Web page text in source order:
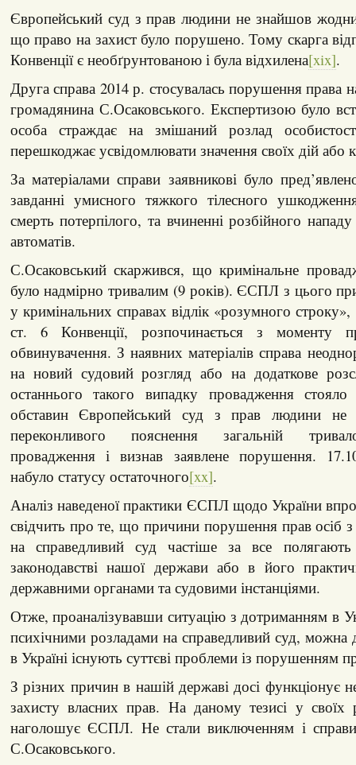
Європейський суд з прав людини не знайшов
що право на захист було порушено. Тому скарга
Конвенції є необґрунтованою і була відхилена[xix].
Друга справа 2014 р. стосувалась порушення права
громадянина С.Осаковського. Експертизою було
особа страждає на змішаний розлад
перешкоджає усвідомлювати значення своїх дій або
За матеріалами справи заявникові було
завданні умисного тяжкого тілесного
смерть потерпілого, та вчиненні розбійного
автоматів.
С.Осаковський скаржився, що кримінальне
було надмірно тривалим (9 років). ЄСПЛ з цього
у кримінальних справах відлік «розумного
ст. 6 Конвенції, розпочинається з моменту
обвинувачення. З наявних матеріалів справа
на новий судовий розгляд або на додаткове
останнього такого випадку провадження
обставин Європейський суд з прав людини не
переконливого пояснення загальній
провадження і визнав заявлене порушення.
набуло статусу остаточного[xx].
Аналіз наведеної практики ЄСПЛ щодо України
свідчить про те, що причини порушення прав осіб з
на справедливий суд частіше за все
законодавстві нашої держави або в його
державними органами та судовими інстанціями.
Отже, проаналізувавши ситуацію з дотриманням в
психічними розладами на справедливий суд, можна
в Україні існують суттєві проблеми із порушенням
З різних причин в нашій державі досі функціонує
захисту власних прав. На даному тезисі у своїх
наголошує ЄСПЛ. Не стали виключенням і
С.Осаковського.